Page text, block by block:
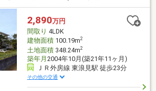
も多数ございます！お気軽にお問い合わせ
2,890万円
間取り 4LDK
建物面積100.19m2
土地面積348.24m2
築年月 2004年10月(築21年11ヶ月)
ＪＲ外房線 東浪見駅 徒歩23分
その他の交通